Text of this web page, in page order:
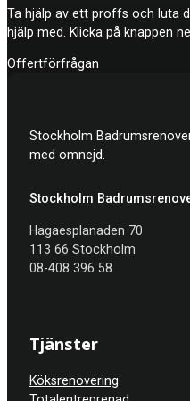
Ta hjälp av ett proffs och luta
hjälp med. Klicka på knappen
Offertförfrågan
Stockholm
med omnejd.
Stockholm
Hagaesplanaden 70
113 66 Stockholm
08-408 396 58
Tjänster
Köksrenovering